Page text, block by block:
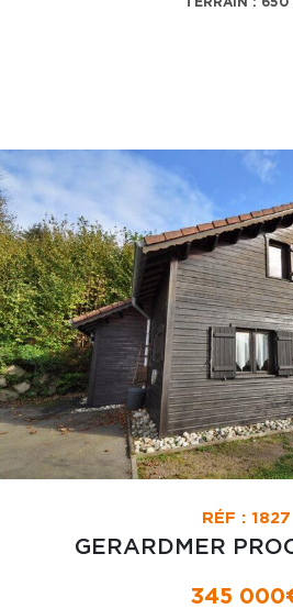
RÉF : 1827
GERARDMER
345